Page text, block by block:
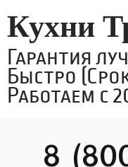
Кухни
Гарантия
Быстро
Работаем с
8